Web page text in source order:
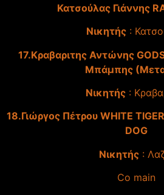
Κατσούλας Γιάννης
Νικητής :
17.Κραβαριτης Αντώνης
Μπάμπης
Νικητής:
18.Γιώργος Πέτρου WHITE
DOG
Νικητής:
Co main